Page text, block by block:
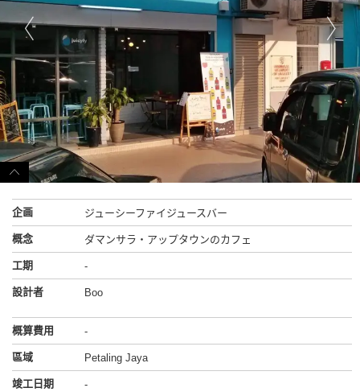
企画 ジューシーファイジュースバー
概念 ダマンサラ・アップタウンのカフェ
工期 -
設計者 Boo
概算費用 -
區域 Petaling Jaya
竣工日期
-